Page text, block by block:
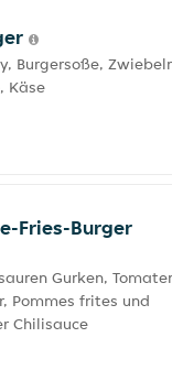
Burgersoße,
Käse
Fries-Burger
Gurken,
Pommes frites und
Chilisauce